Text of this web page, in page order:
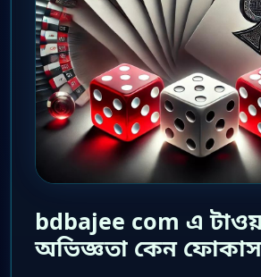
bdbajee com এ
অভিজ্ঞতা কেন